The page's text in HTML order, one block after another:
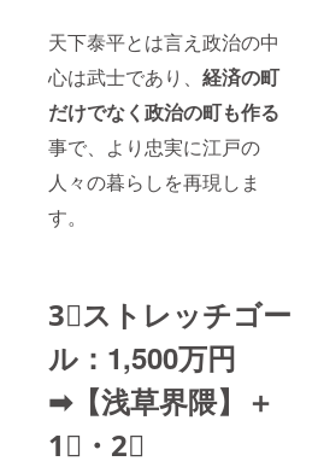
天下泰平とは言え政治の中
心は武士であり、 経済の町
だけでなく政治の町も作る
事で、より忠実に江戸の
人々の暮らしを再現しま
す。
3⃣ストレッチゴー
ル：1,500万円
➡︎【浅草界隈】＋
1⃣・2⃣